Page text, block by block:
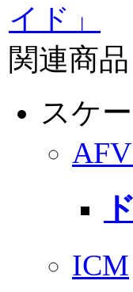
イド」
関連商品
スケ
ICM